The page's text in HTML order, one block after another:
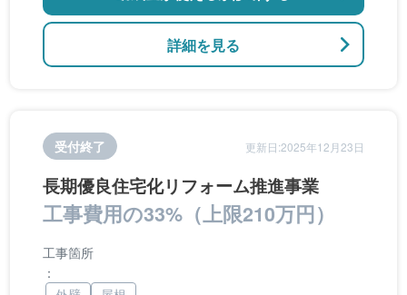
詳細を見る
受付終了 更新日:2025年12月23日
長期優良住宅化リフォーム推進事業
工事費用の33%（上限210万円）
工事箇所
：